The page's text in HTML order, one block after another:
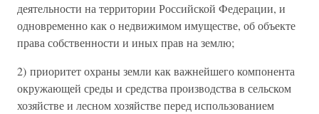
деятельности на территории Российской Федерации, и
одновременно как о недвижимом имуществе, об объекте
права собственности и иных прав на землю;
2) приоритет охраны земли как важнейшего компонента
окружающей среды и средства производства в сельском
хозяйстве и лесном хозяйстве перед использованием